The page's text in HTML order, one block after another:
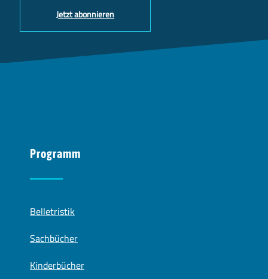
Jetzt abonnieren
Programm
Belletristik
Sachbücher
Kinderbücher